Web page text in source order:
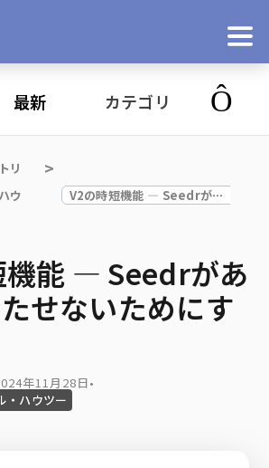
今すぐ試す
最新 カテゴリ
リ
ウ
V2の時短機能 — Seedrがあなたを待たせないためにすること
機能 — Seedrがあ
せないためにす
年11月28日•
・ハウツー